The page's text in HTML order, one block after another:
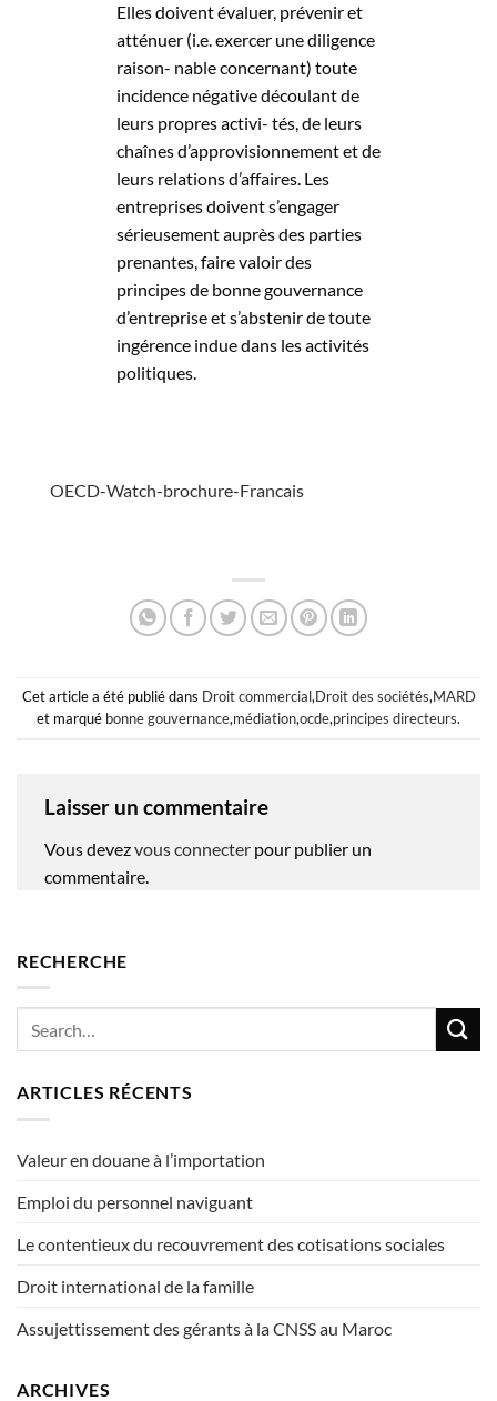
Elles doivent évaluer, prévenir et
atténuer (i.e. exercer une diligence
raison- nable concernant) toute
incidence négative découlant de
leurs propres activi- tés, de leurs
chaînes d’approvisionnement et de
leurs relations d’affaires. Les
entreprises doivent s’engager
sérieusement auprès des parties
prenantes, faire valoir des
principes de bonne gouvernance
d’entreprise et s’abstenir de toute
ingérence indue dans les activités
politiques.
OECD-Watch-brochure-Francais
Cet article a été publié dans Droit commercial,Droit des sociétés,MARD
et marqué bonne gouvernance,médiation,ocde,principes directeurs.
Laisser un commentaire
Vous devezvous connecter pour publier un
commentaire.
RECHERCHE
ARTICLES RÉCENTS
Valeur en douane à l’importation
Emploi du personnel naviguant
Le contentieux du recouvrement des cotisations sociales
Droit international de la famille
Assujettissement des gérants à la CNSS au Maroc
ARCHIVES